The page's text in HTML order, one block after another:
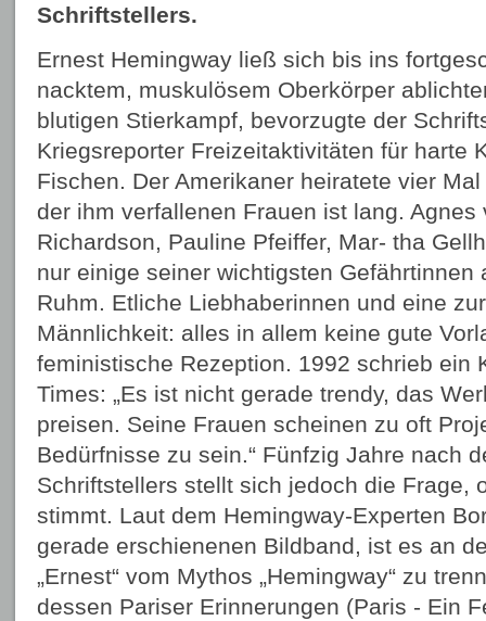
Schriftstellers.
Ernest Hemingway ließ sich bis ins
nacktem, muskulösem Oberkörper
blutigen Stierkampf, bevorzugte der
Kriegsreporter Freizeitaktivitäten für harte
Fischen. Der Amerikaner heiratete vier
der ihm verfallenen Frauen ist lang. Agnes
Richardson, Pauline Pfeiffer, Mar- tha
nur einige seiner wichtigsten Gefährtinnen
Ruhm. Etliche Liebhaberinnen und eine
Männlichkeit: alles in allem keine gute
feministische Rezeption. 1992 schrieb ein
Times: „Es ist nicht gerade trendy, das
preisen. Seine Frauen scheinen zu oft
Bedürfnisse zu sein.“ Fünfzig Jahre nach
Schriftstellers stellt sich jedoch die Frage,
stimmt. Laut dem Hemingway-Experten
gerade erschienenen Bildband, ist es an
„Ernest“ vom Mythos „Hemingway“ zu
dessen Pariser Erinnerungen (Paris - Ein